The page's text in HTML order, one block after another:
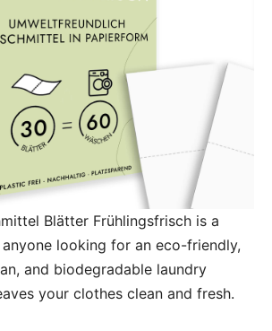
Blätter Frühlingsfrisch is a
looking for an eco-friendly,
and biodegradable laundry
your clothes clean and fresh.